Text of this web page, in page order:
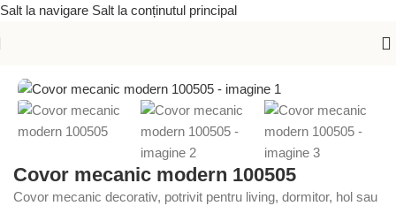
Salt la navigare Salt la conținutul principal
Covor mecanic modern 100505
Covor mecanic decorativ, potrivit pentru living, dormitor, hol sau